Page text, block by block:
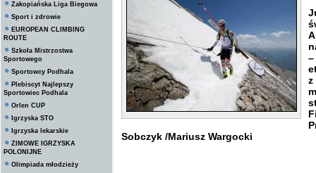
Zakopiańska Liga Biegowa
Sport i zdrowie
EUROPEAN CLIMBING
ROUTE
Szkoła Mistrzostwa
Sportowego
Sportowcy Podhala
Plebiscyt Najlepszy
Sportowiec Podhala
Orlen CUP
Igrzyska STO
Igrzyska lekarskie
ZIMOWE IGRZYSKA
POLONIJNE
Olimpiada młodzieży
Sobczyk /Mariusz Wargocki